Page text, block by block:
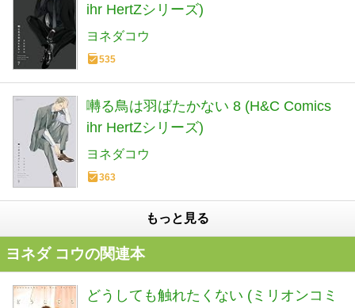
ihr HertZシリーズ)
ヨネダコウ
535
囀る鳥は羽ばたかない 8 (H&C Comics
ihr HertZシリーズ)
ヨネダコウ
363
もっと見る
ヨネダ コウの関連本
どうしても触れたくない (ミリオンコミ